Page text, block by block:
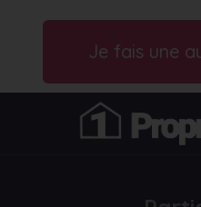
Je fais une